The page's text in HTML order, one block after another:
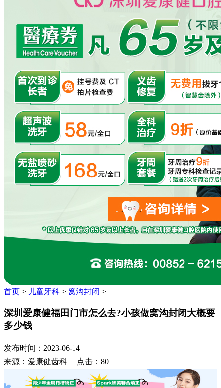
首页 > 儿童牙科 > 窝沟封闭 >
深圳爱康健福田门市怎么去?小孩做窝沟封闭大概要
多少钱
发布时间：2023-06-14
来源：爱康健齿科 点击：80